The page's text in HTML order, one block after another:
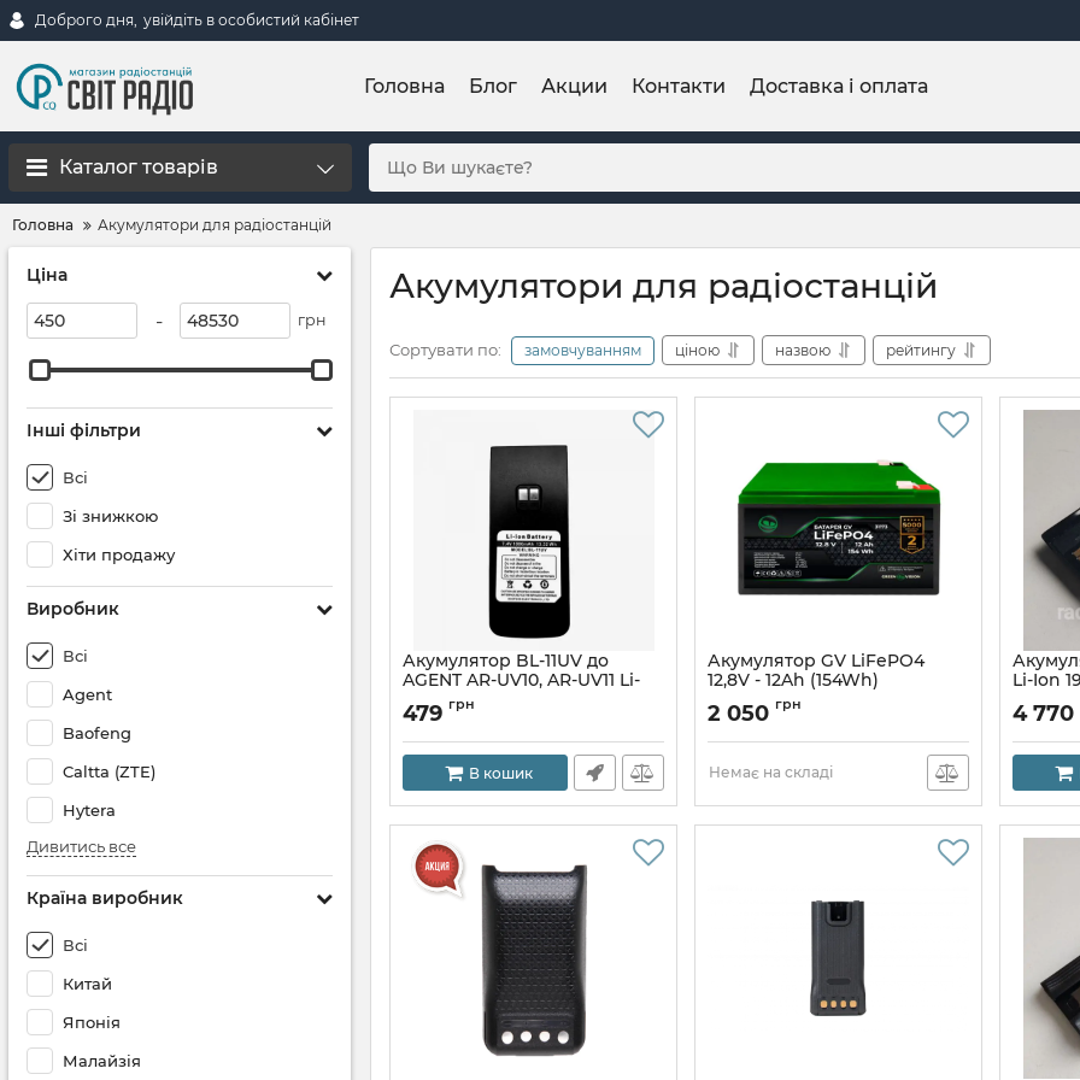
Доброго дня, увійдіть в особистий кабінет
Головна Блог Акции Контакти Доставка і оплата
Каталог товарів
Головна Акумулятори для радіостанцій
Ціна
- грн
Інші фільтри
Всі
Зі знижкою
Хіти продажу
Виробник
Всі
Agent
Baofeng
Caltta (ZTE)
Hytera
Дивитись все
Країна виробник
Всі
Китай
Японія
Малайзія
Акумулятори для радіостанцій
Сортувати по: замовчуванням ціною назвою рейтингу
Акумулятор BL-11UV до
AGENT AR-UV10, AR-UV11 Li-
ion 1800mAh
479 грн
В кошик
Акумулятор GV LiFePO4
12,8V - 12Ah (154Wh)
Артикул: 31173
2 050 грн
Немає на складі
Li-Ion
Артикул:
4 770